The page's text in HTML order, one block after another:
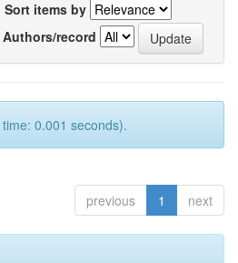
Sort items by
Authors/record
0.001 seconds).
previous 1 next